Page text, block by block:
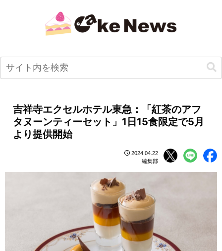
吉祥寺エクセルホテル東急：「紅茶のアフ
タヌーンティーセット」1日15食限定で5月
より提供開始
2024.04.22
編集部